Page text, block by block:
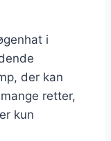
i
der kan
retter,
kun